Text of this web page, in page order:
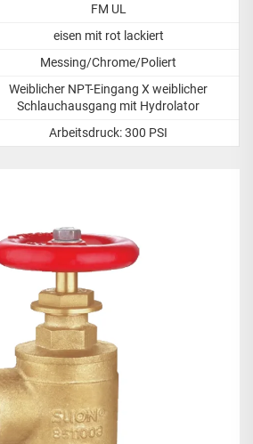
FM UL
eisen mit rot lackiert
Messing/Chrome/Poliert
Weiblicher NPT-Eingang X weiblicher
Schlauchausgang mit Hydrolator
Arbeitsdruck: 300 PSI